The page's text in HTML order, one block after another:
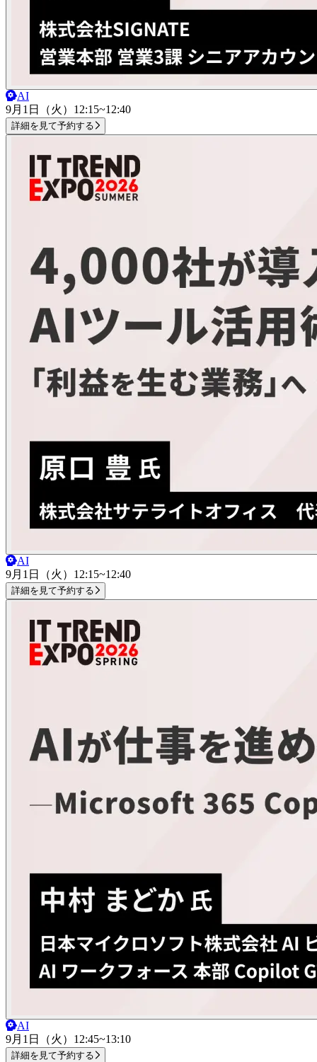
AI
9月1日（火） 12:15~12:40
詳細を見て予約する
AI
9月1日（火） 12:15~12:40
詳細を見て予約する
AI
9月1日（火） 12:45~13:10
詳細を見て予約する